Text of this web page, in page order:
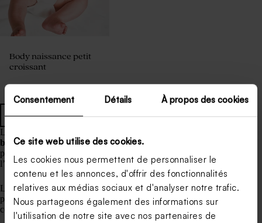
Consentement Détails À propos des cookies
Ce site web utilise des cookies.
Les cookies nous permettent de personnaliser le
contenu et les annonces, d'offrir des fonctionnalités
relatives aux médias sociaux et d'analyser notre trafic.
Nous partageons également des informations sur
l'utilisation de notre site avec nos partenaires de
Body naissance petit
croissant
Tous les body de naissance
Les convives pourron
bavoirs pour le futur bébéou vous pourrez lancer des paris
pour deviner le sexe, le prénom du bébé ou encore la date et
l’heure de la naissance.
La fabrication d’attrape-rêveest une autre idée originale
pour ajouter une décoration réalisée avec soin par vos
convives dans la chambre de bébé.